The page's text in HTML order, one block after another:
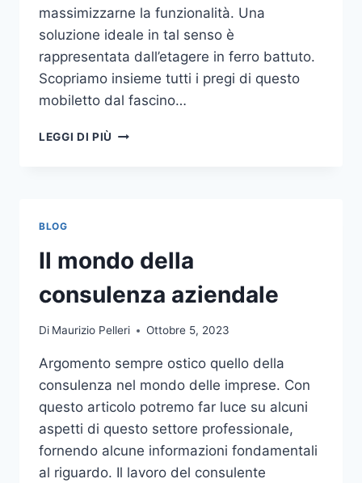
massimizzarne la funzionalità. Una
soluzione ideale in tal senso è
rappresentata dall’etagere in ferro battuto.
Scopriamo insieme tutti i pregi di questo
mobiletto dal fascino…
LEGGI DI PIÙ ETAGERE
PER
L’ARREDO
GIARDINO
BLOG
Il mondo della
consulenza aziendale
Di Maurizio Pelleri Ottobre 5, 2023
Argomento sempre ostico quello della
consulenza nel mondo delle imprese. Con
questo articolo potremo far luce su alcuni
aspetti di questo settore professionale,
fornendo alcune informazioni fondamentali
al riguardo. Il lavoro del consulente